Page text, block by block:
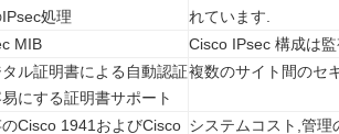
IPsec処理
れています.
MIB
Cisco IPsec 構成は
ル証明書による自動認証
にする証明書サポート
複数のサイト間のセ
のCisco 1941およびCisco システムコスト,管理